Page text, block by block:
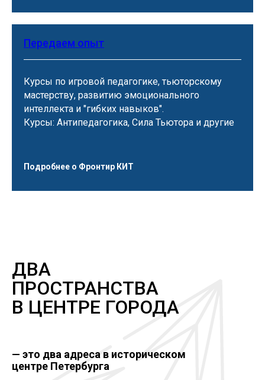
Передаем опыт
Курсы по игровой педагогике, тьюторскому
мастерству, развитию эмоционального
интеллекта и "гибких навыков".
Курсы: Антипедагогика, Сила Тьютора и другие
Подробнее о Фронтир КИТ
— это два адреса в историческом
центре Петербурга
ДВА
ПРОСТРАНСТВА
В ЦЕНТРЕ ГОРОДА